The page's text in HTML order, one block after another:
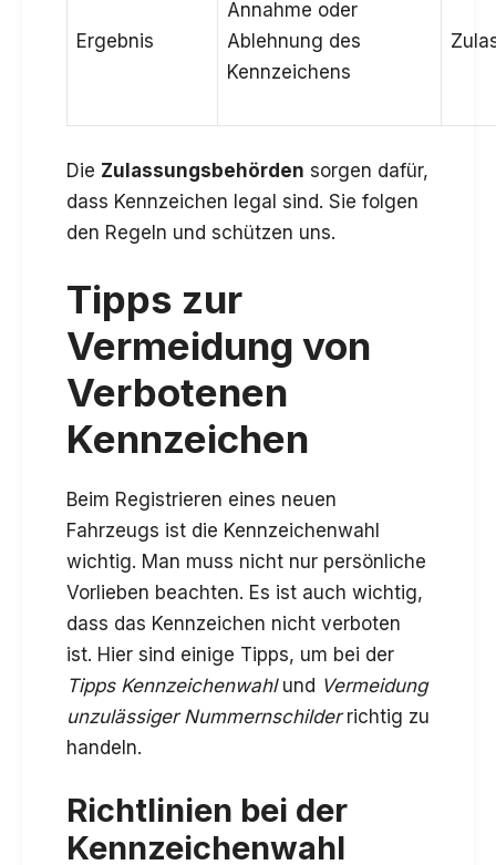
Ergebnis
Annahme oder
Ablehnung des
Kennzeichens
Die Zulassungsbehörden sorgen dafür,
dass Kennzeichen legal sind. Sie folgen
den Regeln und schützen uns.
Tipps zur
Vermeidung von
Verbotenen
Kennzeichen
Beim Registrieren eines neuen
Fahrzeugs ist die Kennzeichenwahl
wichtig. Man muss nicht nur persönliche
Vorlieben beachten. Es ist auch wichtig,
dass das Kennzeichen nicht verboten
ist. Hier sind einige Tipps, um bei der
Tipps Kennzeichenwahlund Vermeidung
unzulässiger Nummernschilderrichtig zu
handeln.
Richtlinien bei der
Kennzeichenwahl